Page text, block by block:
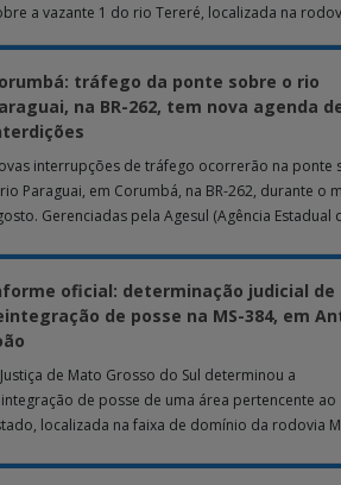
a vazante 1 do rio Tereré, localizada na
tráfego da ponte sobre o rio
na BR-262, tem nova agenda
interrupções de tráfego ocorrerão na ponte
Paraguai, em Corumbá, na BR-262, durante o
Gerenciadas pela Agesul (Agência Estadual
oficial: determinação judicial de
de posse na MS-384, em
de Mato Grosso do Sul determinou a
de posse de uma área pertencente ao
localizada na faixa de domínio da rodovia